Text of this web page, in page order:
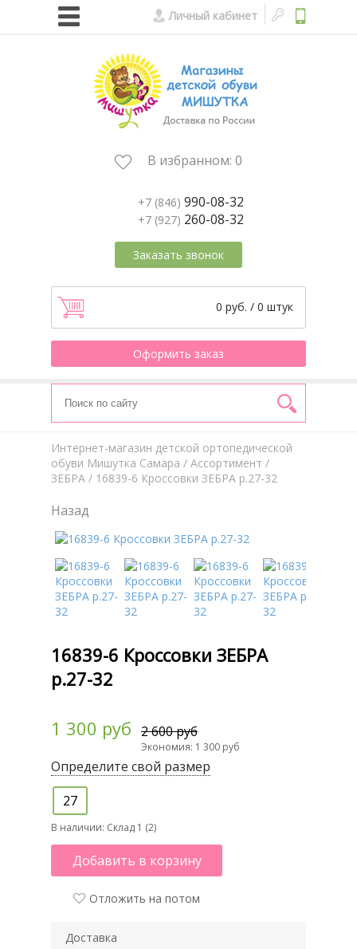
Личный кабинет
В избранном: 0
+7 (846) 990-08-32
+7 (927) 260-08-32
Заказать звонок
0 руб. / 0 штук
Оформить заказ
Интернет-магазин детской ортопедической
обуви Мишутка Самара / Aссортимент /
ЗЕБРА / 16839-6 Кроссовки ЗЕБРА р.27-32
Назад
16839-6 Кроссовки ЗЕБРА
р.27-32
1 300 руб 2 600 руб
Экономия: 1 300 руб
Определите свой размер
27
В наличии: Склад 1 (2)
Добавить в корзину
Отложить на потом
Доставка